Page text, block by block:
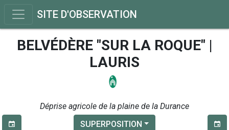
SITE D'OBSERVATION
BELVÉDÈRE "SUR LA ROQUE" |
LAURIS
Déprise agricole de la plaine de la Durance
SUPERPOSITION